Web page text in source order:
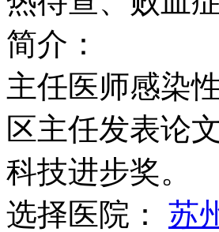
简介：
主任医师感染
区主任发表论
科技进步奖。
选择医院： 苏